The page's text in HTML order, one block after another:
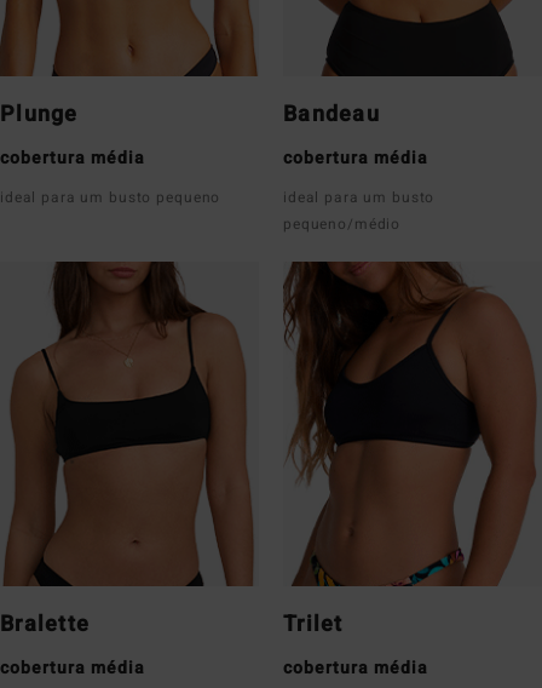
Plunge
cobertura média
ideal para um busto pequeno
Bandeau
cobertura média
ideal para um busto
pequeno/médio
Bralette
cobertura média
Trilet
cobertura média